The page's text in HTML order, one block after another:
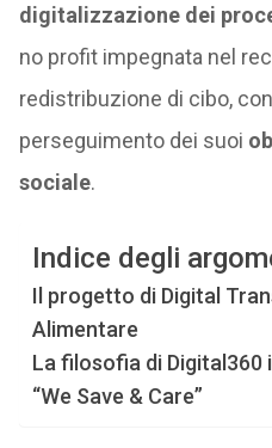
digitalizzazione dei
no profit impegnata nel
redistribuzione di cibo,
perseguimento dei suoi
sociale.
Indice degli
Il progetto di Digital
Alimentare
La filosofia di
“We Save & Care”